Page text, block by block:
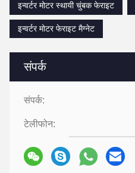
संपर्क
संपर्क:
टेलीफोन:
इन्वर्टर मोटर स्थायी चुंबक फेराइट
इन्वर्टर मोटर फेराइट मैग्नेट